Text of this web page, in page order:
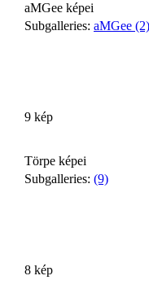
aMGee képei
Subgalleries: aMGee (2)
9 kép
Törpe képei
Subgalleries: (9)
8 kép